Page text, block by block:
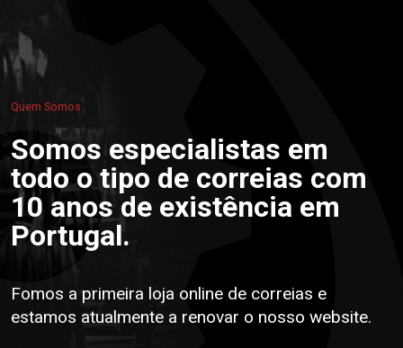
Quem Somos
Somos especialistas em
todo o tipo de correias com
10 anos de existência em
Portugal.
Fomos a primeira loja online de correias e
estamos atualmente a renovar o nosso website.